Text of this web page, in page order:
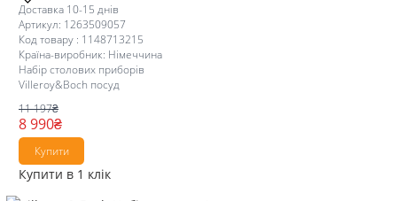
Доставка 10-15 днів
Артикул: 1263509057
Код товару : 1148713215
Країна-виробник: Німеччина
Набір столових приборів
Villeroy&Boch посуд
11 197₴
8 990₴
Купити
Купити в 1 клік